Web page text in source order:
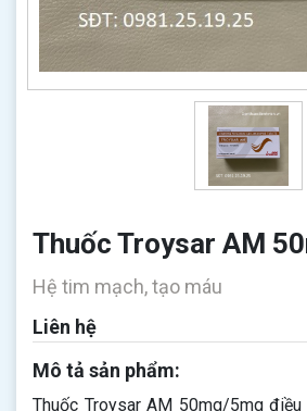
Thuốc Troysar AM
Hệ tim mạch, tạo máu
Liên hệ
Mô tả sản phẩm:
Thuốc Troysar AM 50mg/5mg​​​​​​​